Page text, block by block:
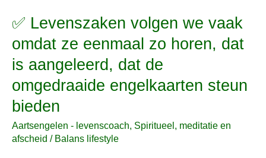
✅ Levenszaken volgen we vaak
omdat ze eenmaal zo horen, dat
is aangeleerd, dat de
omgedraaide engelkaarten steun
bieden
Aartsengelen - levenscoach, Spiritueel, meditatie en
afscheid / Balans lifestyle
✅
volgen
we
omdat
ze
eenmaal
zo